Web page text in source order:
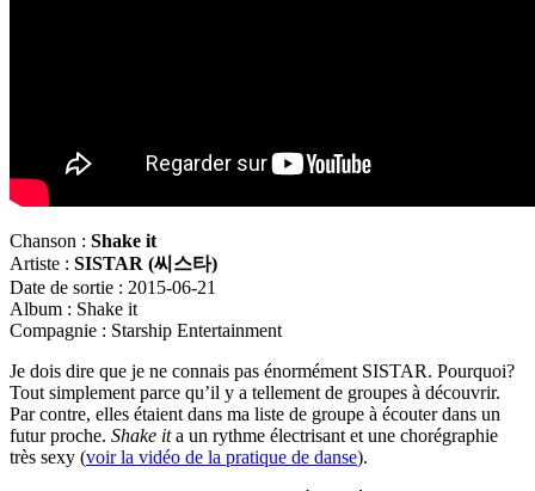
Chanson : Shake it
Artiste : SISTAR (씨스타)
Date de sortie : 2015-06-21
Album : Shake it
Compagnie : Starship Entertainment
Je dois dire que je ne connais pas énormément SISTAR. Pourquoi?
Tout simplement parce qu’il y a tellement de groupes à découvrir.
Par contre, elles étaient dans ma liste de groupe à écouter dans un
futur proche. Shake ita un rythme électrisant et une chorégraphie
très sexy (voir la vidéo de la pratique de danse).